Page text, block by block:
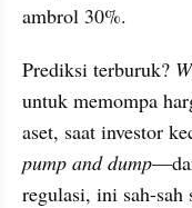
ambrol 30%.
Prediksi terburuk?
untuk memompa
pump and dump
regulasi, ini sah-